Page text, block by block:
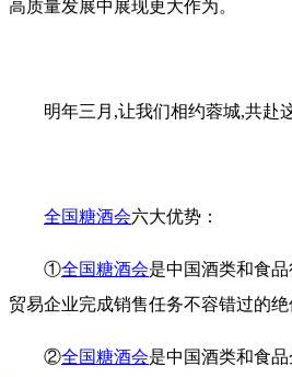
高质量发展中展现更大作为。
明年三月,让我们相约蓉城,共赴
全国糖酒会六大优势：
①全国糖酒会是中国酒类和食
贸易企业完成销售任务不容错过的绝
②全国糖酒会是中国酒类和食